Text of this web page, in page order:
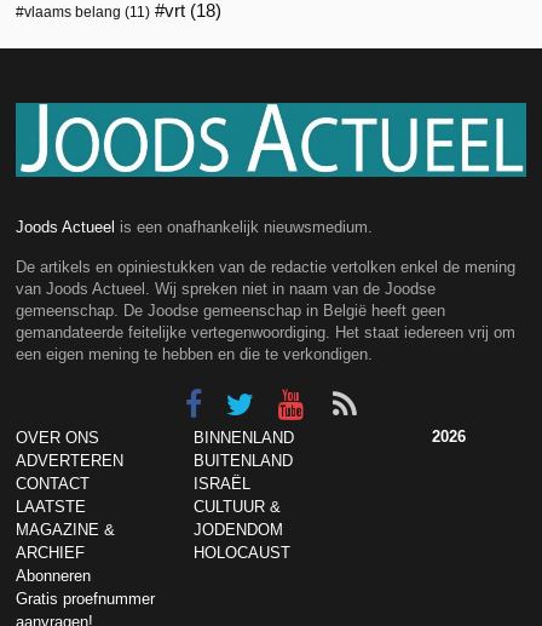
vlaams belang (11) vrt (18)
Joods Actueel is een onafhankelijk nieuwsmedium.
De artikels en opiniestukken van de redactie vertolken enkel de mening
van Joods Actueel. Wij spreken niet in naam van de Joodse
gemeenschap. De Joodse gemeenschap in België heeft geen
gemandateerde feitelijke vertegenwoordiging. Het staat iedereen vrij om
een eigen mening te hebben en die te verkondigen.
OVER ONS
ADVERTEREN
CONTACT
LAATSTE
MAGAZINE &
ARCHIEF
Abonneren
Gratis proefnummer
aanvragen!
BINNENLAND
BUITENLAND
ISRAËL
CULTUUR &
JODENDOM
HOLOCAUST
2026